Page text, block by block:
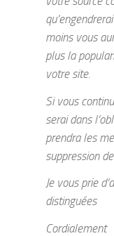
moins vous
plus la
votre site.
Si vous
serai dans
prendra les
suppression
Je vous prie
distinguées
Cordialement